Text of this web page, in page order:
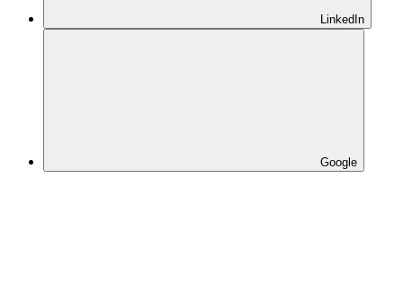
LinkedIn
Google